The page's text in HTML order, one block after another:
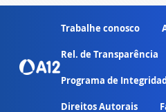
Trabalhe conosco
Rel. de Transparência
Programa de
Direitos Autorais